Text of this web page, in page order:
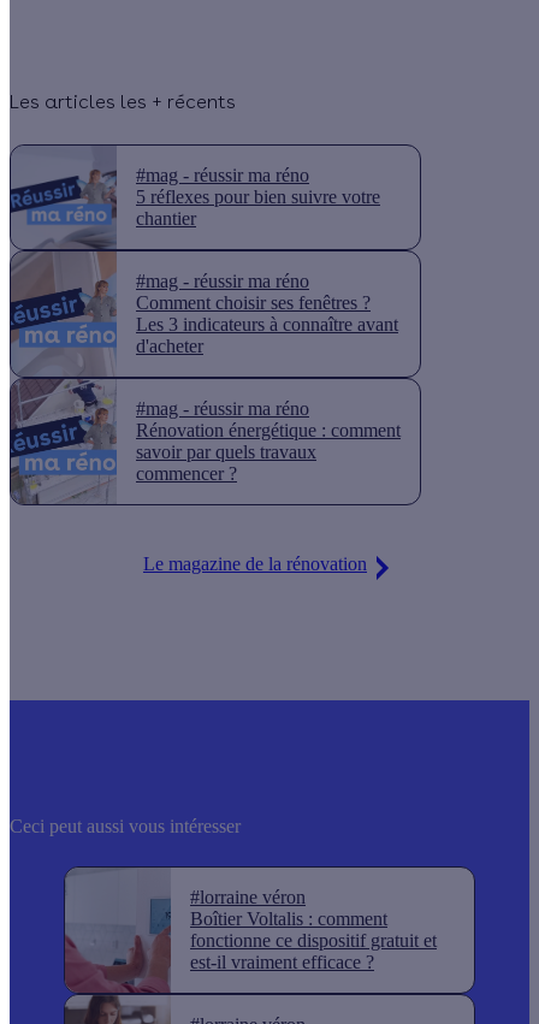
Les articles les + récents
#mag - réussir ma réno
5 réflexes pour bien suivre votre
chantier
#mag - réussir ma réno
Comment choisir ses fenêtres ?
Les 3 indicateurs à connaître avant
d'acheter
#mag - réussir ma réno
Rénovation énergétique : comment
savoir par quels travaux
commencer ?
Le magazine de la rénovation
Ceci peut aussi vous intéresser
#lorraine véron
Boîtier Voltalis : comment
fonctionne ce dispositif gratuit et
est-il vraiment efficace ?